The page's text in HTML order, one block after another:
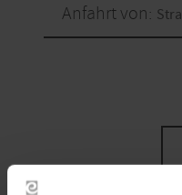
Anfahrt von: